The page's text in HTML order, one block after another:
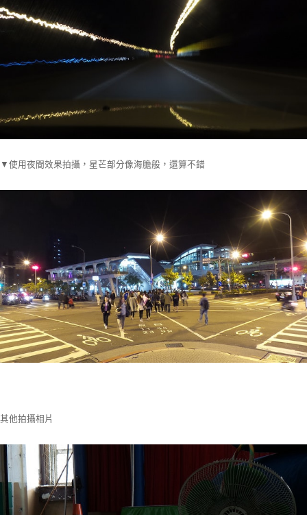
▼使用夜間效果拍攝，星芒部分像海膽般，還算不錯
其他拍攝相片